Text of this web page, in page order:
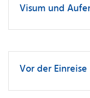
Visum und
Vor der Einreise